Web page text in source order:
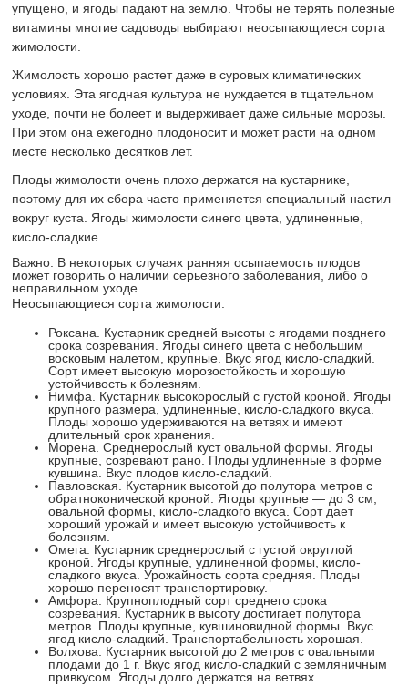
упущено, и ягоды падают на землю. Чтобы не терять полезные
витамины многие садоводы выбирают неосыпающиеся сорта
жимолости.
Жимолость хорошо растет даже в суровых климатических
условиях. Эта ягодная культура не нуждается в тщательном
уходе, почти не болеет и выдерживает даже сильные морозы.
При этом она ежегодно плодоносит и может расти на одном
месте несколько десятков лет.
Плоды жимолости очень плохо держатся на кустарнике,
поэтому для их сбора часто применяется специальный настил
вокруг куста. Ягоды жимолости синего цвета, удлиненные,
кисло-сладкие.
Важно: В некоторых случаях ранняя осыпаемость плодов
может говорить о наличии серьезного заболевания, либо о
неправильном уходе.
Неосыпающиеся сорта жимолости:
Роксана. Кустарник средней высоты с ягодами позднего
срока созревания. Ягоды синего цвета с небольшим
восковым налетом, крупные. Вкус ягод кисло-сладкий.
Сорт имеет высокую морозостойкость и хорошую
устойчивость к болезням.
Нимфа. Кустарник высокорослый с густой кроной. Ягоды
крупного размера, удлиненные, кисло-сладкого вкуса.
Плоды хорошо удерживаются на ветвях и имеют
длительный срок хранения.
Морена. Среднерослый куст овальной формы. Ягоды
крупные, созревают рано. Плоды удлиненные в форме
кувшина. Вкус плодов кисло-сладкий.
Павловская. Кустарник высотой до полутора метров с
обратноконической кроной. Ягоды крупные — до 3 см,
овальной формы, кисло-сладкого вкуса. Сорт дает
хороший урожай и имеет высокую устойчивость к
болезням.
Омега. Кустарник среднерослый с густой округлой
кроной. Ягоды крупные, удлиненной формы, кисло-
сладкого вкуса. Урожайность сорта средняя. Плоды
хорошо переносят транспортировку.
Амфора. Крупноплодный сорт среднего срока
созревания. Кустарник в высоту достигает полутора
метров. Плоды крупные, кувшиновидной формы. Вкус
ягод кисло-сладкий. Транспортабельность хорошая.
Волхова. Кустарник высотой до 2 метров с овальными
плодами до 1 г. Вкус ягод кисло-сладкий с земляничным
привкусом. Ягоды долго держатся на ветвях.